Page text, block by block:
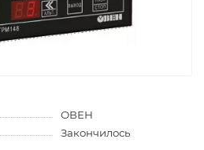
ОВЕН
Закончилось